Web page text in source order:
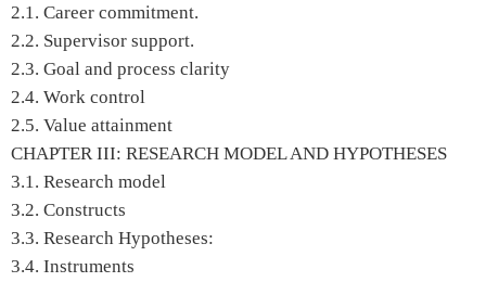
2.1. Career commitment.
2.2. Supervisor support.
2.3. Goal and process clarity
2.4. Work control
2.5. Value attainment
CHAPTER III: RESEARCH MODEL AND HYPOTHESES
3.1. Research model
3.2. Constructs
3.3. Research Hypotheses:
3.4. Instruments